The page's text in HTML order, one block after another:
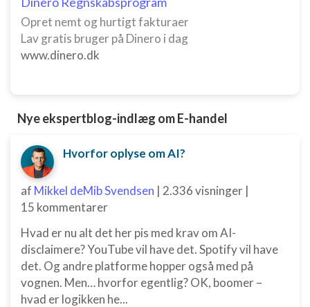
Opret nemt og hurtigt fakturaer
Lav gratis bruger på Dinero i dag
www.dinero.dk
Nye ekspertblog-indlæg om E-handel
Hvorfor oplyse om AI?
af Mikkel deMib Svendsen | 2.336 visninger |
15 kommentarer
Hvad er nu alt det her pis med krav om AI-
disclaimere? YouTube vil have det. Spotify vil have
det. Og andre platforme hopper også med på
vognen. Men… hvorfor egentlig? OK, boomer –
hvad er logikken he...
Forstå målgrupper gennem statistikker eller
kombinationer af oplysninger fra forskellige
kilder
indhold
Bruge præcise geografiske
placeringsoplysninger
Identificere enheder baseret på aktivt
Ikke-IAB-behandlingsformål:
Nødvendig
Ydeevne